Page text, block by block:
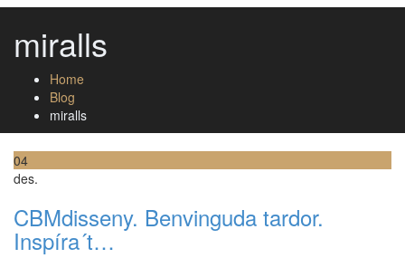
miralls
Home
Blog
miralls
04
des.
CBMdisseny. Benvinguda tardor.
Inspíra´t…